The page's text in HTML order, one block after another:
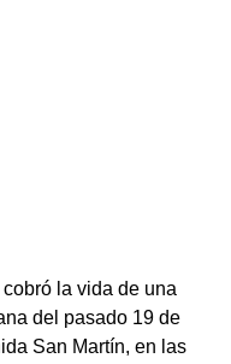
la vida de una
del pasado 19 de
San Martín, en las